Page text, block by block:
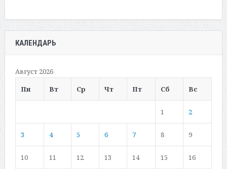
КАЛЕНДАРЬ
Август 2026
Пн
Вт Ср Чт Пт Сб Вс
1 2
3 4 5 6 7 8 9
10 11 12 13 14 15 16